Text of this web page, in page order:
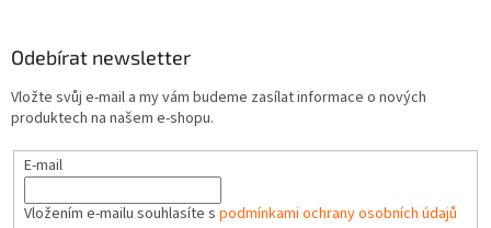
Odebírat newsletter
Vložte svůj e-mail a my vám budeme zasílat informace o nových
produktech na našem e-shopu.
E-mail
Vložením e-mailu souhlasíte s podmínkami ochrany osobních údajů